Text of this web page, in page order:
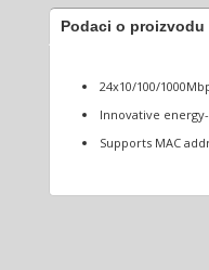
Podaci o proizvodu
24x10/100/
Innovative
Supports MAC